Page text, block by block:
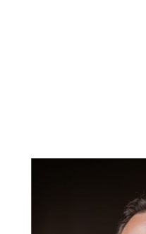
Ver Projetos